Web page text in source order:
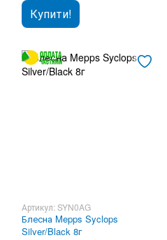
Купити!
Артикул: SYN0AG
Блесна Mepps Syclops
Silver/Black 8г